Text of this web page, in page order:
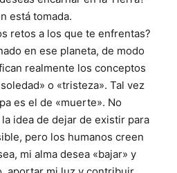
está tomada.
retos a los que te enfrentas?
en ese planeta, de modo
realmente los conceptos
o «tristeza». Tal vez
es el de «muerte». No
idea de dejar de existir para
pero los humanos creen
mi alma desea «bajar» y